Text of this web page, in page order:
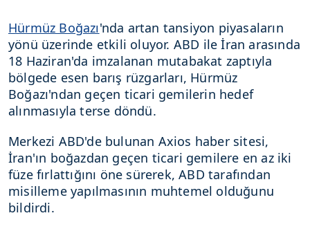
Hürmüz Boğazı'nda artan tansiyon piyasaların
yönü üzerinde etkili oluyor. ABD ile İran arasında
18 Haziran'da imzalanan mutabakat zaptıyla
bölgede esen barış rüzgarları, Hürmüz
Boğazı'ndan geçen ticari gemilerin hedef
alınmasıyla terse döndü.
Merkezi ABD'de bulunan Axios haber sitesi,
İran'ın boğazdan geçen ticari gemilere en az iki
füze fırlattığını öne sürerek, ABD tarafından
misilleme yapılmasının muhtemel olduğunu
bildirdi.